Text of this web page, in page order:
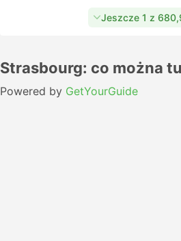
Jeszcze 1 z
Strasbourg: co można
Powered by GetYourGuide